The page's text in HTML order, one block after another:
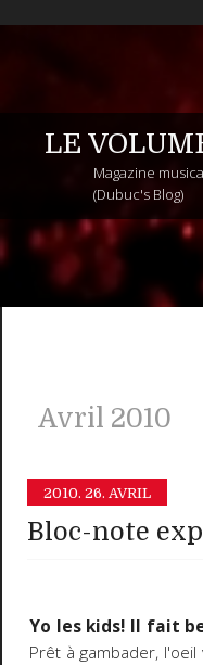
LE
Magazine
(Dubuc's Blog)
Avril 2010
2010. 26. AVRIL
Bloc-note
Yo les kids! Il fait
Prêt à gambader,